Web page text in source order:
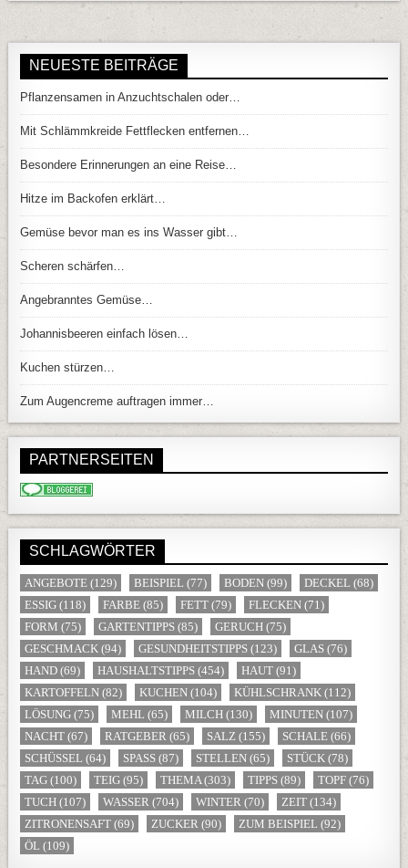
NEUESTE BEITRÄGE
Pflanzensamen in Anzuchtschalen oder…
Mit Schlämmkreide Fettflecken entfernen…
Besondere Erinnerungen an eine Reise…
Hitze im Backofen erklärt…
Gemüse bevor man es ins Wasser gibt…
Scheren schärfen…
Angebranntes Gemüse…
Johannisbeeren einfach lösen…
Kuchen stürzen…
Zum Augencreme auftragen immer…
PARTNERSEITEN
SCHLAGWÖRTER
ANGEBOTE (129) BEISPIEL (77) BODEN (99) DECKEL (68)
ESSIG (118) FARBE (85) FETT (79) FLECKEN (71)
FORM (75) GARTENTIPPS (85) GERUCH (75)
GESCHMACK (94) GESUNDHEITSTIPPS (123) GLAS (76)
HAND (69) HAUSHALTSTIPPS (454) HAUT (91)
KARTOFFELN (82) KUCHEN (104) KÜHLSCHRANK (112)
LÖSUNG (75) MEHL (65) MILCH (130) MINUTEN (107)
NACHT (67) RATGEBER (65) SALZ (155) SCHALE (66)
SCHÜSSEL (64) SPASS (87) STELLEN (65) STÜCK (78)
TAG (100) TEIG (95) THEMA(303) TIPPS (89) TOPF (76)
TUCH (107) WASSER (704) WINTER (70) ZEIT (134)
ZITRONENSAFT (69) ZUCKER (90) ZUM BEISPIEL (92)
ÖL (109)